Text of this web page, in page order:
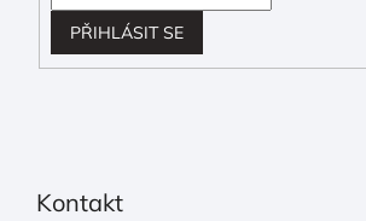
PŘIHLÁSIT SE
Kontakt